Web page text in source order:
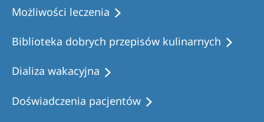
Możliwości leczenia
Biblioteka dobrych przepisów kulinarnych
Dializa wakacyjna
Doświadczenia pacjentów